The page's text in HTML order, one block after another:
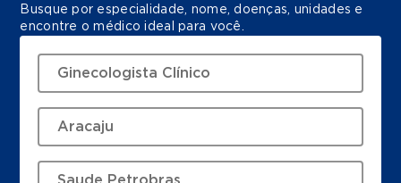
Busque por especialidade, nome, doenças, unidades e
encontre o médico ideal para você.